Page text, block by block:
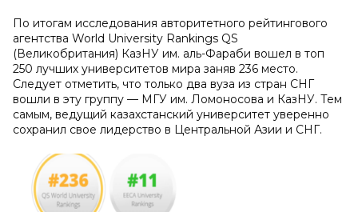
По итогам исследования авторитетного рейтингового
агентства World University Rankings QS
(Великобритания) КазНУ им. аль-Фараби вошел в топ
250 лучших университетов мира заняв 236 место.
Следует отметить, что только два вуза из стран СНГ
вошли в эту группу — МГУ им. Ломоносова и КазНУ. Тем
самым, ведущий казахстанский университет уверенно
сохранил свое лидерство в Центральной Азии и СНГ.